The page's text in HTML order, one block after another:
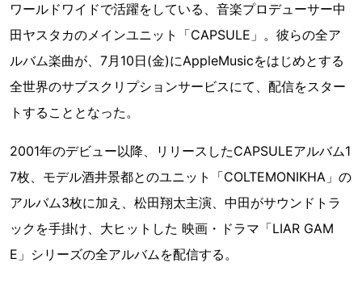
ワールドワイドで活躍をしている、音楽プロデューサー中
田ヤスタカのメインユニット「CAPSULE」。彼らの全ア
ルバム楽曲が、7月10日(金)にAppleMusicをはじめとする
全世界のサブスクリプションサービスにて、配信をスター
トすることとなった。
2001年のデビュー以降、リリースしたCAPSULEアルバム1
7枚、モデル酒井景都とのユニット「COLTEMONIKHA」の
アルバム3枚に加え、松田翔太主演、中田がサウンドトラ
ックを手掛け、大ヒットした 映画・ドラマ「LIAR GAM
E」シリーズの全アルバムを配信する。